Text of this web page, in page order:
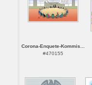
Corona-Enquete-Kommis...
#470155